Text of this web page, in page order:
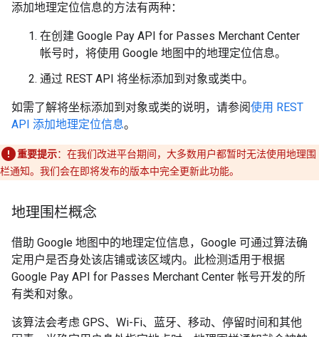
添加地理定位信息的方法有两种：
在创建 Google Pay API for Passes Merchant Center
帐号时，将使用 Google 地图中的地理定位信息。
通过 REST API 将坐标添加到对象或类中。
如需了解将坐标添加到对象或类的说明，请参阅使用 REST
API 添加地理定位信息。
重要提示：在我们改进平台期间，大多数用户都暂时无法使用地理围
栏通知。我们会在即将发布的版本中完全更新此功能。
地理围栏概念
借助 Google 地图中的地理定位信息，Google 可通过算法确
定用户是否身处该店铺或该区域内。此检测适用于根据
Google Pay API for Passes Merchant Center 帐号开发的所
有类和对象。
该算法会考虑 GPS、Wi-Fi、蓝牙、移动、停留时间和其他